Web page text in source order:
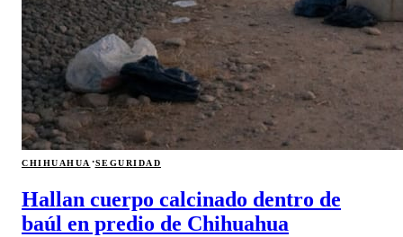
CHIHUAHUA ·SEGURIDAD
Hallan cuerpo calcinado dentro de
baúl en predio de Chihuahua